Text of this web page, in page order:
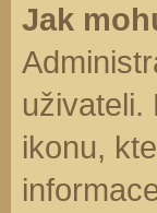
Jak
uživateli.
ikonu,